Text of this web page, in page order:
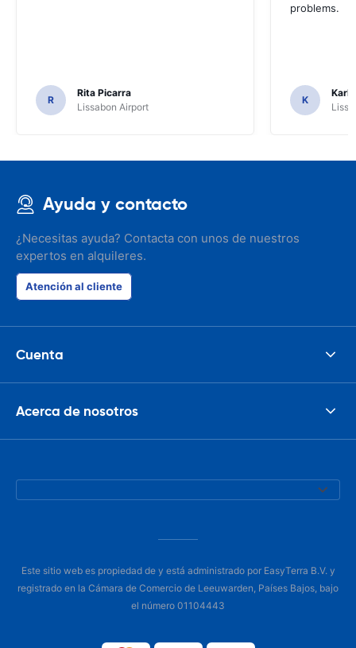
R
Rita Picarra
Lissabon Airport
problems.
K
Karl
Ayuda y contacto
¿Necesitas ayuda? Contacta con unos de nuestros
expertos en alquileres.
Atención al cliente
Cuenta
Acerca de nosotros
Este sitio web es propiedad de y está administrado por EasyTerra B.V. y
registrado en la Cámara de Comercio de Leeuwarden, Países Bajos, bajo
el número 01104443